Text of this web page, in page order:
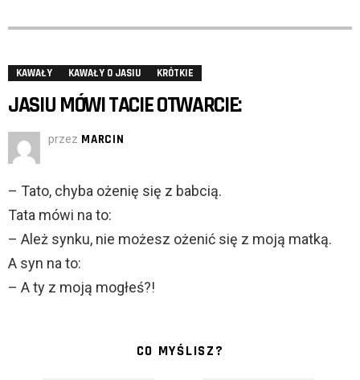
KAWAŁY KAWAŁY O JASIU KRÓTKIE
JASIU MÓWI TACIE OTWARCIE:
przez MARCIN
– Tato, chyba ożenię się z babcią.
Tata mówi na to:
– Ależ synku, nie możesz ożenić się z moją matką.
A syn na to:
– A ty z moją mogłeś?!
CO MYŚLISZ?